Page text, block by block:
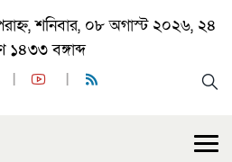
শনিবার, ০৮ অগাস্ট ২০২৬, ২৪
১৪৩৩ বঙ্গাব্দ